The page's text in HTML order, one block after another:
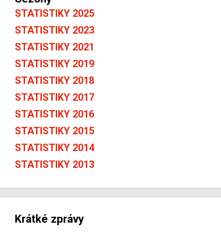
STATISTIKY 2025
STATISTIKY 2023
STATISTIKY 2021
STATISTIKY 2019
STATISTIKY 2018
STATISTIKY 2017
STATISTIKY 2016
STATISTIKY 2015
STATISTIKY 2014
STATISTIKY 2013
Krátké zprávy